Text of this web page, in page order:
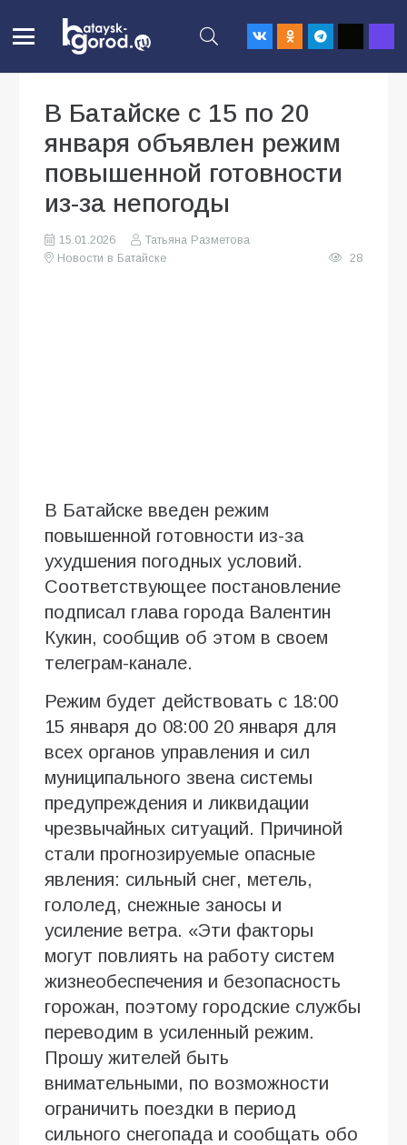
В Батайске с 15 по 20
января объявлен режим
повышенной готовности
из-за непогоды
15.01.2026
Татьяна Разметова
Новости в Батайске
28
В Батайске введен режим
повышенной готовности из-за
ухудшения погодных условий.
Соответствующее постановление
подписал глава города Валентин
Кукин, сообщив об этом в своем
телеграм-канале.
Режим будет действовать с 18:00
15 января до 08:00 20 января для
всех органов управления и сил
муниципального звена системы
предупреждения и ликвидации
чрезвычайных ситуаций. Причиной
стали прогнозируемые опасные
явления: сильный снег, метель,
гололед, снежные заносы и
усиление ветра. «Эти факторы
могут повлиять на работу систем
жизнеобеспечения и безопасность
горожан, поэтому городские службы
переводим в усиленный режим.
Прошу жителей быть
внимательными, по возможности
ограничить поездки в период
сильного снегопада и сообщать обо